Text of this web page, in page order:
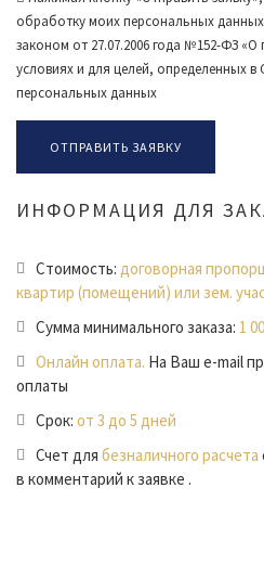
обработку моих персональных
законом от 27.07.2006 года №152-ФЗ
условиях и для целей, определенных
персональных данных
ИНФОРМАЦИЯ ДЛЯ
Стоимость: договорная
квартир (помещений) или зем.
Сумма минимального заказа: 1
Онлайн оплата. На Ваш e-mail
оплаты
Срок: от 3 до 5 дней
Счет для безналичного расчета
в комментарий к заявке .